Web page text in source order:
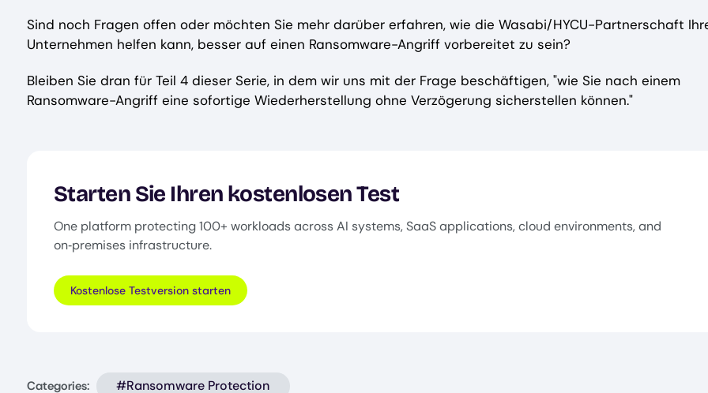
Sind noch Fragen offen oder möchten Sie mehr darüber erfahren, wie die Wasabi/HYCU-Partnerschaft
Unternehmen helfen kann, besser auf einen Ransomware-Angriff vorbereitet zu sein?
Bleiben Sie dran für Teil 4 dieser Serie, in dem wir uns mit der Frage beschäftigen, "wie Sie nach einem
Ransomware-Angriff eine sofortige Wiederherstellung ohne Verzögerung sicherstellen können."
Starten Sie Ihren kostenlosen Test
One platform protecting 100+ workloads across AI systems, SaaS applications, cloud environments, and
on‑premises infrastructure.
Kostenlose Testversion starten
Categories: #Ransomware Protection